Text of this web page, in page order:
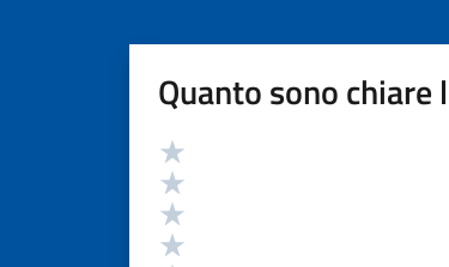
Quanto sono
Valutazione